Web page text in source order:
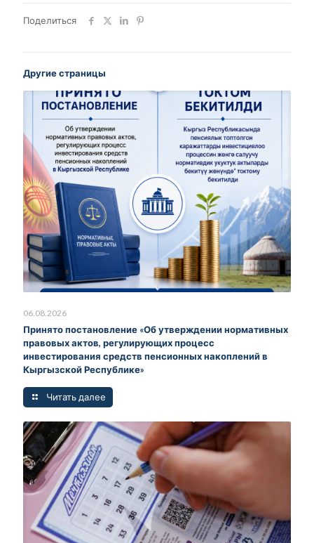
Поделиться
Другие страницы
06.08.2026
Принято постановление «Об утверждении нормативных
правовых актов, регулирующих процесс
инвестирования средств пенсионных накоплений в
Кыргызской Республике»
Читать далее